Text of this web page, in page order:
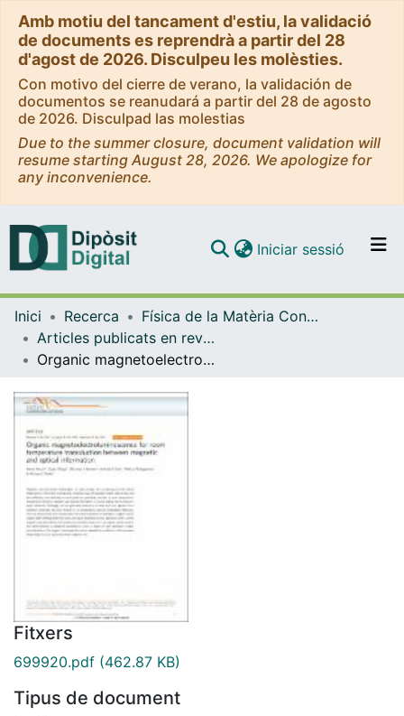
Amb motiu del tancament d'estiu, la validació
de documents es reprendrà a partir del 28
d'agost de 2026. Disculpeu les molèsties.
Con motivo del cierre de verano, la validación de
documentos se reanudará a partir del 28 de agosto
de 2026. Disculpad las molestias
Due to the summer closure, document validation will
resume starting August 28, 2026. We apologize for
any inconvenience.
Navega per tot el DD
Iniciar sessió (current)
Inici Recerca
Física de la Matèria Condensada
Articles publicats en revistes (Física de la Matèria Condensada)
Organic magnetoelectroluminescence for room temperature transduction between magnetic and optical information
Fitxers
699920.pdf (462.87 KB)
Tipus de document